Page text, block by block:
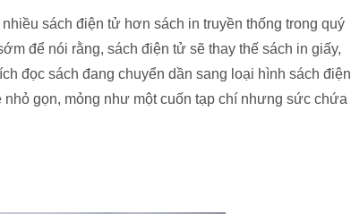
sách điện tử hơn sách in truyền thống trong quý
để nói rằng, sách điện tử sẽ thay thế sách in giấy,
đọc sách đang chuyển dần sang loại hình sách điện
gọn, mỏng như một cuốn tạp chí nhưng sức chứa